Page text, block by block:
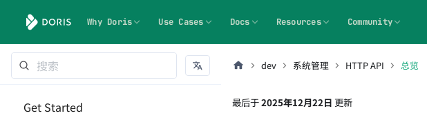
Why Doris Use Cases Docs Resources Community
Get Started
dev 系统管理 HTTP API 总览
最后于2025年12月22日 更新